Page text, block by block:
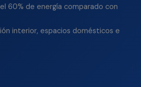
60% de energía comparado con
interior, espacios domésticos e